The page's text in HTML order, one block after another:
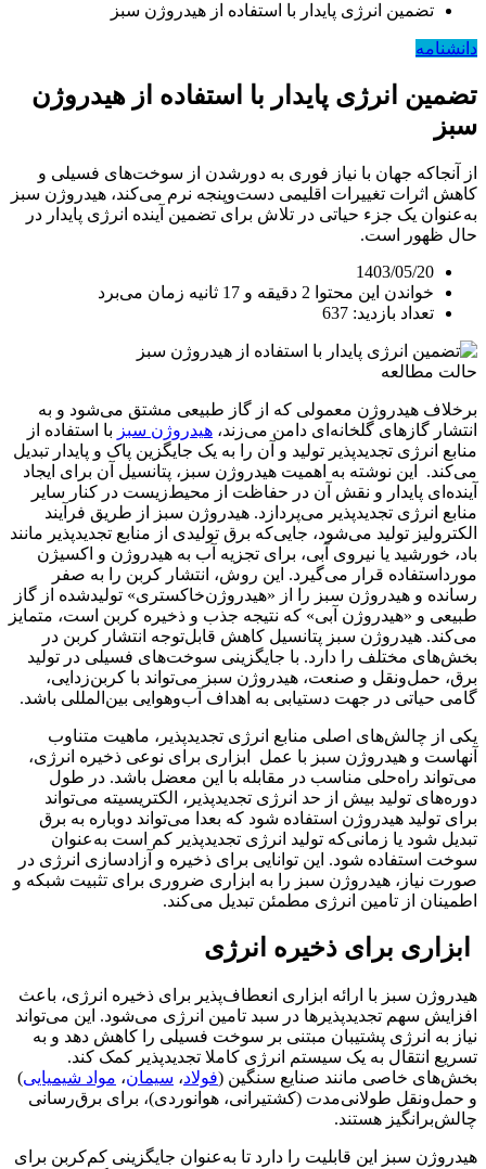
تضمین انرژی پایدار با استفاده از هیدروژن سبز
دانشنامه
تضمین انرژی پایدار با استفاده از هیدروژن
سبز
از آنجاکه جهان با نیاز فوری به دور‌شدن از سوخت‌های فسیلی و
کاهش اثرات تغییرات اقلیمی دست‌وپنجه نرم می‌کند، هیدروژن سبز
به‌عنوان یک جزء حیاتی در تلاش برای تضمین آینده انرژی پایدار در
حال ظهور است.
1403/05/20
خواندن این محتوا 2 دقیقه و 17 ثانیه زمان می‌برد
تعداد بازدید: 637
حالت مطالعه
برخلاف هیدروژن معمولی که از گاز طبیعی مشتق می‌شود و به
انتشار گازهای گلخانه‌‌‌‌ای دامن می‌زند، هیدروژن سبز با استفاده از
منابع انرژی تجدیدپذیر تولید و آن را به یک جایگزین پاک و پایدار تبدیل
می‌کند. این نوشته به اهمیت هیدروژن سبز، پتانسیل آن برای ایجاد
آینده‌‌‌‌ای پایدار و نقش آن در حفاظت از محیط‌زیست در کنار سایر
منابع انرژی تجدیدپذیر می‌پردازد. هیدروژن سبز از طریق فرآیند
الکترولیز تولید می‌شود، جایی‌که برق تولیدی از منابع تجدیدپذیر مانند
باد، خورشید یا نیروی آبی، برای تجزیه آب به هیدروژن و اکسیژن
مورد‌استفاده قرار می‌گیرد. این روش، انتشار کربن را به صفر
رسانده و هیدروژن سبز را از «هیدروژن‌خاکستری» تولیدشده از گاز
طبیعی و «هیدروژن آبی» که نتیجه جذب و ذخیره کربن است، متمایز
می‌کند. هیدروژن سبز پتانسیل کاهش قابل‌توجه انتشار کربن در
بخش‌های مختلف را دارد. با جایگزینی سوخت‌های فسیلی در تولید
برق، حمل‌ونقل و صنعت، هیدروژن سبز می‌تواند با کربن‌‌‌‌زدایی،
گامی حیاتی در جهت دستیابی به اهداف آب‌و‌هوایی بین‌المللی باشد.
یکی از چالش‌های اصلی منابع انرژی تجدیدپذیر، ماهیت متناوب
آنهاست و هیدروژن سبز با عمل ابزاری برای نوعی ذخیره انرژی،
می‌تواند راه‌‌‌‌حلی مناسب در مقابله با این معضل باشد. در طول
دوره‌‌‌‌های تولید بیش از حد انرژی تجدیدپذیر، الکتریسیته می‌تواند
برای تولید هیدروژن استفاده شود که بعدا می‌تواند دوباره به برق
تبدیل شود یا زمانی‌که تولید انرژی تجدیدپذیر کم است به‌عنوان
سوخت استفاده شود. این توانایی برای ذخیره و آزادسازی انرژی در
صورت نیاز، هیدروژن سبز را به ابزاری ضروری برای تثبیت شبکه و
اطمینان از تامین انرژی مطمئن تبدیل می‌کند.
ابزاری برای ذخیره انرژی
هیدروژن سبز با ارائه ابزاری انعطاف‌‌‌‌پذیر برای ذخیره انرژی، باعث
افزایش سهم تجدیدپذیرها در سبد تامین انرژی می‌شود. این می‌تواند
نیاز به انرژی پشتیبان مبتنی بر سوخت فسیلی را کاهش دهد و به
تسریع انتقال به یک سیستم انرژی کاملا تجدیدپذیر کمک کند.
بخش‌های خاصی مانند صنایع سنگین (فولاد، سیمان، مواد شیمیایی)
و حمل‌ونقل طولانی‌مدت (کشتیرانی، هوانوردی)، برای برق‌‌‌‌رسانی
چالش‌‌‌‌برانگیز هستند.
هیدروژن سبز این قابلیت را دارد تا به‌عنوان جایگزینی کم‌کربن برای